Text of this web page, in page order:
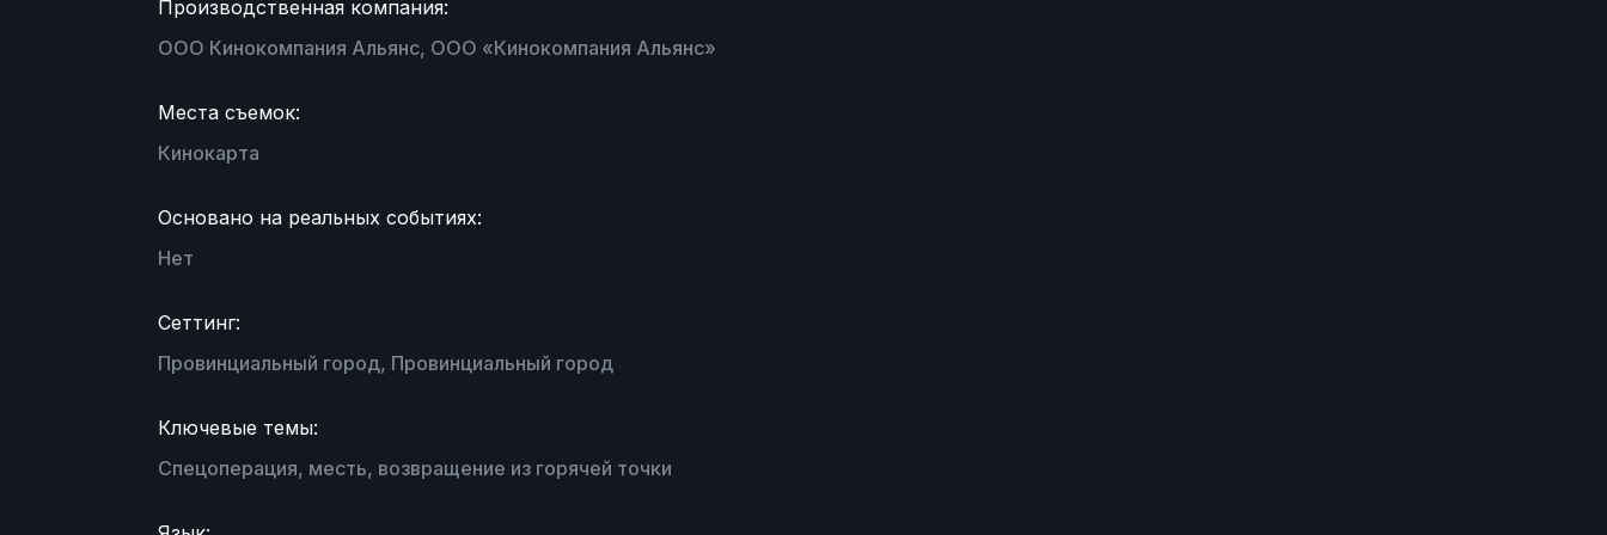
Производственная компания:
ООО Кинокомпания Альянс, ООО «Кинокомпания Альянс»
Места съемок:
Кинокарта
Основано на реальных событиях:
Нет
Сеттинг:
Провинциальный город, Провинциальный город
Ключевые темы:
Спецоперация, месть, возвращение из горячей точки